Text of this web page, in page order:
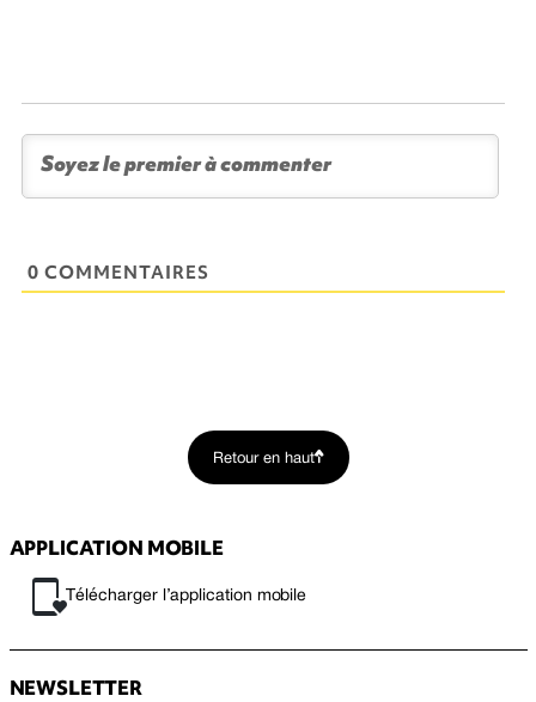
0 COMMENTAIRES
Retour en haut
APPLICATION MOBILE
Télécharger l’application mobile
NEWSLETTER